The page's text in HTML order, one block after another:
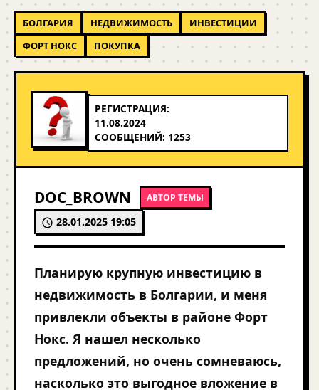
БОЛГАРИЯ НЕДВИЖИМОСТЬ
ИНВЕСТИЦИИ
ФОРТ НОКС
ПОКУПКА
РЕГИСТРАЦИЯ:
11.08.2024
СООБЩЕНИЙ: 1253
DOC_BROWN АВТОР ТЕМЫ
28.01.2025 19:05
Планирую крупную инвестицию в
недвижимость в Болгарии, и меня
привлекли объекты в районе Форт
Нокс. Я нашел несколько
предложений, но очень сомневаюсь,
насколько это выгодное вложение в